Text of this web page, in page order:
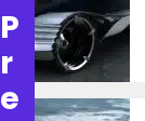
P
r
e